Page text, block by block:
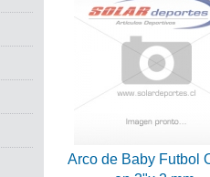
Arco de Baby Futbol